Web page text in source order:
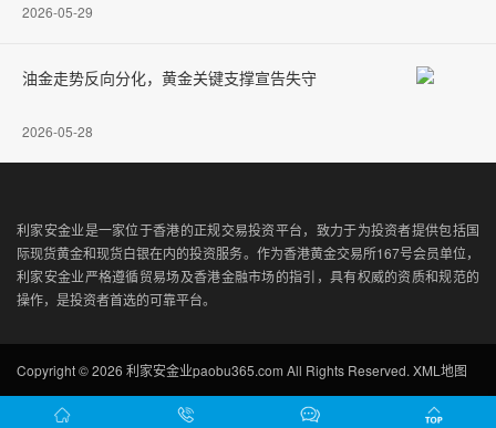
2026-05-29
油金走势反向分化，黄金关键支撑宣告失守
2026-05-28
利家安金业是一家位于香港的正规交易投资平台，致力于为投资者提供包括国
际现货黄金和现货白银在内的投资服务。作为香港黄金交易所167号会员单位，
利家安金业严格遵循贸易场及香港金融市场的指引，具有权威的资质和规范的
操作，是投资者首选的可靠平台。
Copyright © 2026 利家安金业paobu365.com All Rights Reserved. XML地图